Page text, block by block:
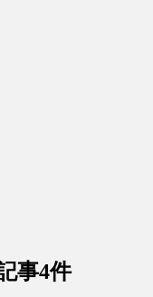
事4件